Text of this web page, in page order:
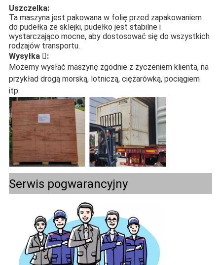
Uszczelka:
Ta maszyna jest pakowana w folię przed zapakowaniem
do pudełka ze sklejki, pudełko jest stabilne i
wystarczająco mocne, aby dostosować się do wszystkich
rodzajów transportu.
Wysyłka :
Możemy wysłać maszynę zgodnie z życzeniem klienta, na
przykład drogą morską, lotniczą, ciężarówką, pociągiem
itp.
Serwis pogwarancyjny